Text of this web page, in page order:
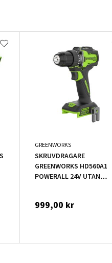
GREENWORKS
SKRUVDRAGARE
GREENWORKS HD560A1
POWERALL 24V UTAN
999,00 kr